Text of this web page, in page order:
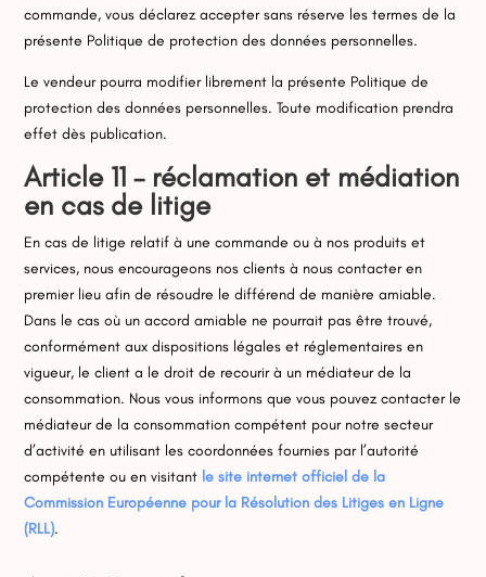
commande, vous déclarez accepter sans réserve les termes de la
présente Politique de protection des données personnelles.
Le vendeur pourra modifier librement la présente Politique de
protection des données personnelles. Toute modification prendra
effet dès publication.
Article 11 – réclamation et médiation
en cas de litige
En cas de litige relatif à une commande ou à nos produits et
services, nous encourageons nos clients à nous contacteren
premier lieu afin de résoudre le différend de manière amiable.
Dans le cas où un accord amiable ne pourrait pas être trouvé,
conformément aux dispositions légales et réglementaires en
vigueur, le client a le droit de recourir à un médiateur de la
consommation. Nous vous informons que vous pouvez contacter le
médiateur de la consommation compétent pour notre secteur
d’activité en utilisant les coordonnées fournies par l’autorité
compétente ou en visitant le site internet officiel de la
Commission Européenne pour la Résolution des Litiges en Ligne
(RLL).